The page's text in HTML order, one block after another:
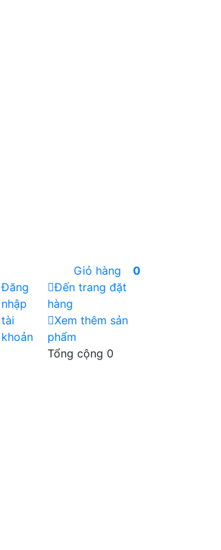
Đăng
nhập
tài
khoản
Giỏ hàng
0
Đến trang đặt
hàng
Xem thêm sản
phẩm
Tổng cộng 0